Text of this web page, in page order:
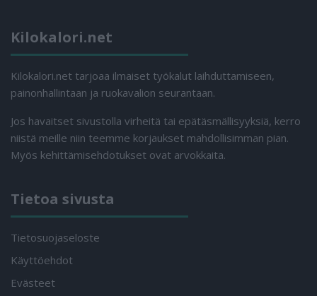
Kilokalori.net
Kilokalori.net tarjoaa ilmaiset työkalut laihduttamiseen,
painonhallintaan ja ruokavalion seurantaan.
Jos havaitset sivustolla virheitä tai epätäsmällisyyksiä, kerro
niistä meille niin teemme korjaukset mahdollisimman pian.
Myös kehittämisehdotukset ovat arvokkaita.
Tietoa sivusta
Tietosuojaseloste
Käyttöehdot
Evästeet